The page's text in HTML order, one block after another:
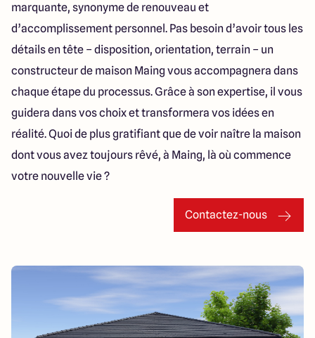
marquante, synonyme de renouveau et
d’accomplissement personnel. Pas besoin d’avoir tous les
détails en tête – disposition, orientation, terrain – un
constructeur de maison Maing vous accompagnera dans
chaque étape du processus. Grâce à son expertise, il vous
guidera dans vos choix et transformera vos idées en
réalité. Quoi de plus gratifiant que de voir naître la maison
dont vous avez toujours rêvé, à Maing, là où commence
votre nouvelle vie ?
Contactez-nous